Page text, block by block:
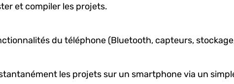
et compiler les projets.
du téléphone (Bluetooth, capteurs,
les projets sur un smartphone via un